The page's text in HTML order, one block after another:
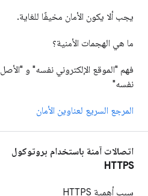
يجب ألا يكون الأمان مخيفًا للغاية.
ما هي الهجمات الأمنية؟
فهم "الموقع الإلكتروني نفسه" و "الأصل
نفسه"
المرجع السريع لعناوين الأمان
اتصالات آمنة باستخدام بروتوكول
HTTPS
سبب أهمية HTTPS